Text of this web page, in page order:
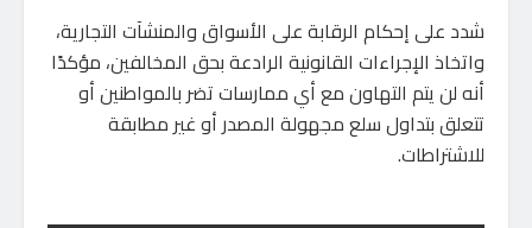
شدد على إحكام الرقابة على الأسواق والمنشآت التجارية،
واتخاذ الإجراءات القانونية الرادعة بحق المخالفين، مؤكدًا
أنه لن يتم التهاون مع أي ممارسات تضر بالمواطنين أو
تتعلق بتداول سلع مجهولة المصدر أو غير مطابقة
للاشتراطات.